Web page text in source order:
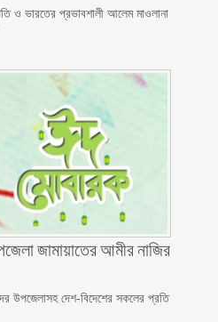
ও ভারতের প্রভাবশালী আলেম মাওলানা
জামায়াতের আমীর নাজির
উপজেলাসহ দেশ-বিদেশের সকলের প্রতি